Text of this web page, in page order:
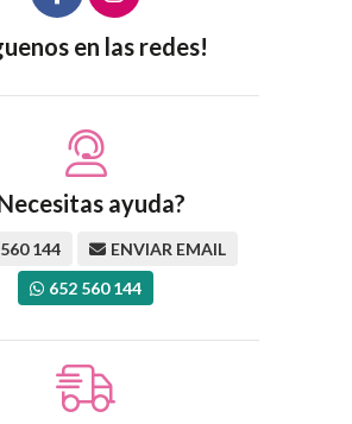
en las redes!
ayuda?
144
ENVIAR EMAIL
652 560 144